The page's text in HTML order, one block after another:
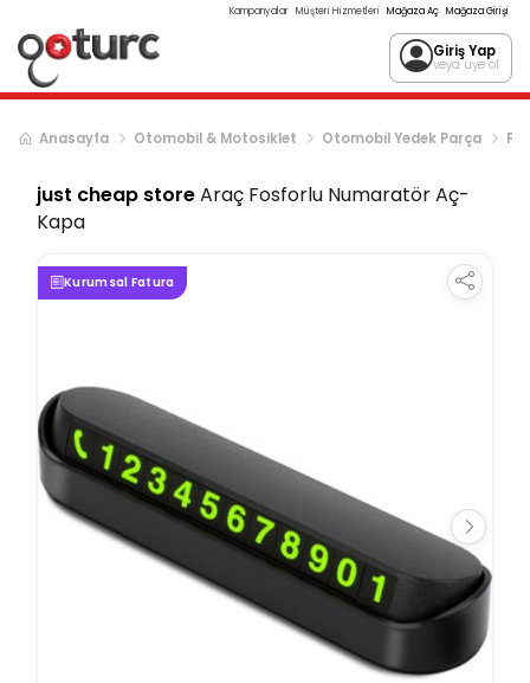
Kampanyalar Müşteri Hizmetleri Mağaza Aç Mağaza Girişi
Giriş Yap
veya üye ol
Anasayfa Otomobil & Motosiklet Otomobil Yedek Parça
just cheap storeAraç Fosforlu Numaratör Aç-
Kapa
Kurumsal Fatura